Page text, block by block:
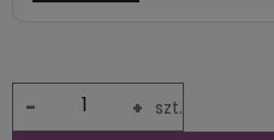
+
- szt.